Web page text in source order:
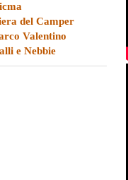
del Camper
Valentino
e Nebbie